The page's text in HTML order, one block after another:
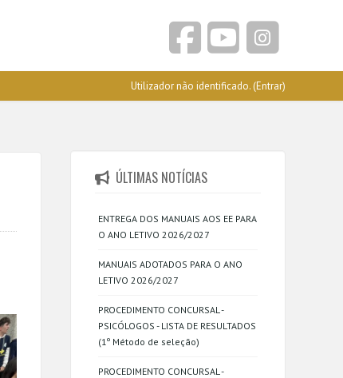
Utilizador não identificado. (Entrar)
ÚLTIMAS NOTÍCIAS
ENTREGA DOS MANUAIS AOS EE PARA
O ANO LETIVO 2026/2027
MANUAIS ADOTADOS PARA O ANO
LETIVO 2026/2027
PROCEDIMENTO CONCURSAL -
PSICÓLOGOS - LISTA DE RESULTADOS
(1º Método de seleção)
PROCEDIMENTO CONCURSAL -